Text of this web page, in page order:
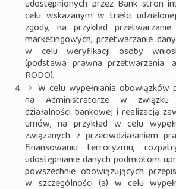
udostępnionych przez Bank stron
celu wskazanym w treści
zgody, na przykład
marketingowych, przetwarzanie
w celu weryfikacji osoby
(podstawa prawna
RODO);
W celu wypełniania obowiązków
na Administratorze w związku
działalności bankowej i realizacją
umów, na przykład w celu
związanych z przeciwdziałaniem
finansowaniu terroryzmu,
udostępnianie danych podmiotom
powszechnie obowiązujących
w szczególności (a) w celu